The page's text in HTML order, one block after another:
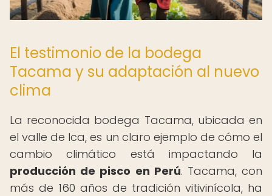
El testimonio de la bodega
Tacama y su adaptación al nuevo
clima
La reconocida bodega Tacama, ubicada en
el valle de Ica, es un claro ejemplo de cómo el
cambio climático está impactando la
producción de pisco en Perú. Tacama, con
más de 160 años de tradición vitivinícola, ha